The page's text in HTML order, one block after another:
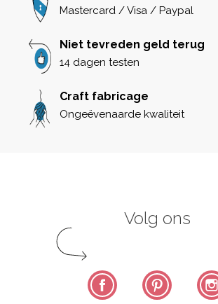
Mastercard / Visa / Paypal
Niet tevreden geld terug
14 dagen testen
Craft fabricage
Ongeëvenaarde kwaliteit
Volg ons
Facebook Pinterest